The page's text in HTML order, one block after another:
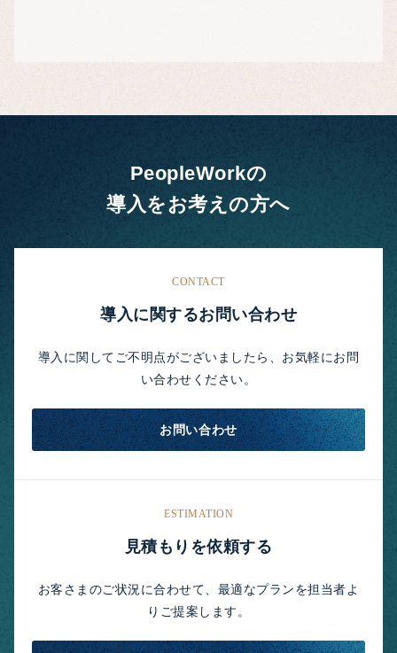
PeopleWorkの
導入をお考えの方へ
CONTACT
導入に関するお問い合わせ
導入に関してご不明点がございましたら、お気軽にお問
い合わせください。
お問い合わせ
ESTIMATION
見積もりを依頼する
お客さまのご状況に合わせて、最適なプランを担当者よ
りご提案します。